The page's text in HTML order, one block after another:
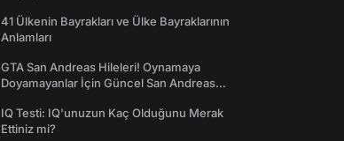
41 Ülkenin Bayrakları ve Ülke Bayraklarının
Anlamları
GTA San Andreas Hileleri! Oynamaya
Doyamayanlar İçin Güncel San Andreas
IQ Testi: IQ'unuzun Kaç Olduğunu Merak
Ettiniz mi?